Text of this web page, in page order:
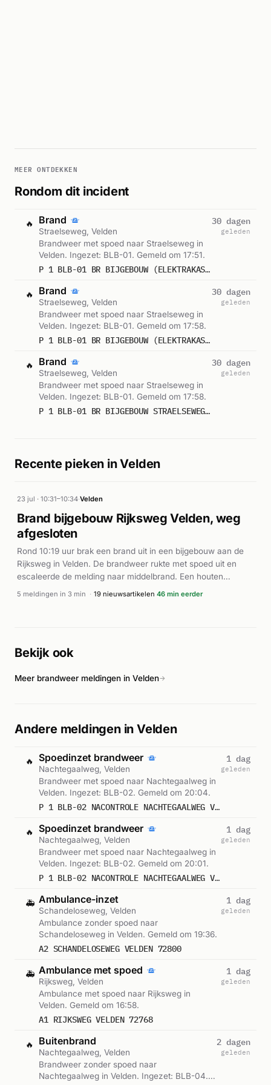
MEER ONTDEKKEN
Rondom dit incident
🔥 Brand
Straelseweg, Velden
Brandweer met spoed naar Straelseweg in
Velden. Ingezet: BLB-01. Gemeld om 17:51.
P 1 BLB-01 BR BIJGEBOUW (ELEKTRAKAST) JAGERSRUST STRAELSEWEG VELDEN 233261
30 dagen
geleden
🔥 Brand
Straelseweg, Velden
Brandweer met spoed naar Straelseweg in
Velden. Ingezet: BLB-01. Gemeld om 17:58.
P 1 BLB-01 BR BIJGEBOUW (ELEKTRAKAST) JAGERSRUST STRAELSEWEG VELDEN 233291
30 dagen
geleden
🔥 Brand
Straelseweg, Velden
Brandweer met spoed naar Straelseweg in
Velden. Ingezet: BLB-01. Gemeld om 17:58.
P 1 BLB-01 BR BIJGEBOUW STRAELSEWEG VELDEN 233131
30 dagen
geleden
Recente pieken in Velden
23 jul · 10:31–10:34·Velden
Brand bijgebouw Rijksweg Velden, weg
afgesloten
Rond 10:19 uur brak een brand uit in een bijgebouw aan de
Rijksweg in Velden. De brandweer rukte met spoed uit en
escaleerde de melding naar middelbrand. Een houten
overkapping of tuinhuis stond in lichterlaaie. De Rijksweg
werd onder controle gebracht.
5 meldingen in 3 min · 19 nieuwsartikelen 46 min eerder
Bekijk ook
Meer brandweer meldingen in Velden→
Andere meldingen in Velden
🔥 Spoedinzet brandweer
Nachtegaalweg, Velden
Brandweer met spoed naar Nachtegaalweg in
Velden. Ingezet: BLB-02. Gemeld om 20:04.
P 1 BLB-02 NACONTROLE NACHTEGAALWEG VELDEN 233288
1 dag
geleden
🔥 Spoedinzet brandweer
Nachtegaalweg, Velden
Brandweer met spoed naar Nachtegaalweg in
Velden. Ingezet: BLB-02. Gemeld om 20:01.
P 1 BLB-02 NACONTROLE NACHTEGAALWEG VELDEN 233232
1 dag
geleden
🚑 Ambulance-inzet
Schandeloseweg, Velden
Ambulance zonder spoed naar
Schandeloseweg in Velden. Gemeld om 19:36.
A2 SCHANDELOSEWEG VELDEN 72800
1 dag
geleden
🚑 Ambulance met spoed
Rijksweg, Velden
Ambulance met spoed naar Rijksweg in
Velden. Gemeld om 16:58.
A1 RIJKSWEG VELDEN 72768
1 dag
geleden
🔥 Buitenbrand
Nachtegaalweg, Velden
Brandweer zonder spoed naar
Nachtegaalweg in Velden. Ingezet: BLB-04.
2 dagen
geleden